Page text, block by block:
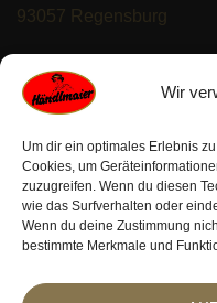
Wir
Um dir ein optimales Erlebnis
Cookies, um
zuzugreifen. Wenn du diesen
wie das Surfverhalten oder
Wenn du deine Zustimmung
bestimmte Merkmale und
93057 Regensburg
https://haendlmaier.de/
PayPal Visa